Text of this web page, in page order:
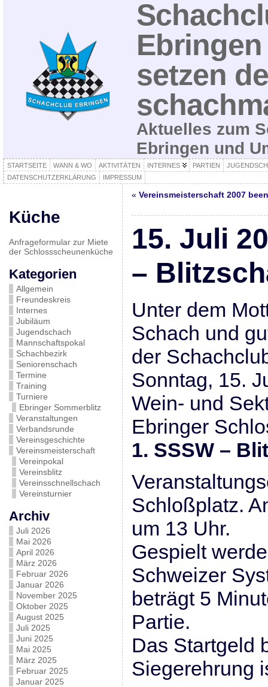
setzen
Aktuelles zum
Ebringen und
STARTSEITE WANN & WO AKTIVITÄTEN INTERNES PARTIEN
DATENSCHUTZERKLÄRUNG
IMPRESSUM
Küche
Anfrageformular zur Miete
der Schlossscheunenküche
Kategorien
Allgemein
Freundeskreis
Internes
Jubiläum
Jugendschach
Mannschaftspokal
Schachbezirk
Seniorenschach
Termine
Training
Turniere
Ebringer Sommerblitz
Veranstaltungen
Verbandsrunde
Vereinsgeschichte
Vereinsmeisterschaft
Vereinpokal
Vereinsblitz
Vereinsschnellschach
Vereinsturnier
Archiv
Juli 2026
Mai 2026
April 2026
März 2026
Februar 2026
Januar 2026
November 2025
Oktober 2025
August 2025
Juli 2025
Juni 2025
Mai 2025
März 2025
Februar 2025
Januar 2025
« Vereinsmeisterschaft 2007
15. Juli
–
Unter dem
Schach und
der
Sonntag, 15.
Wein- und
Ebringer
1. SSSW –
Schloßplatz.
um 13 Uhr.
Gespielt
Schweizer
beträgt 5
Partie.
Das Startgeld
Siegerehrung